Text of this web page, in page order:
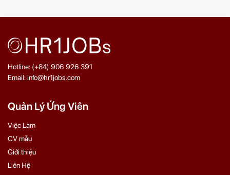
Hotline: (+84) 906 926 391
Email: info@hr1jobs.com
Quản Lý Ứng Viên
Việc Làm
CV mẫu
Giới thiệu
Liên Hệ